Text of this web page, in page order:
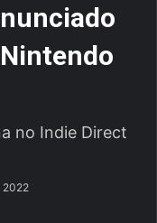
no Indie Direct
2022